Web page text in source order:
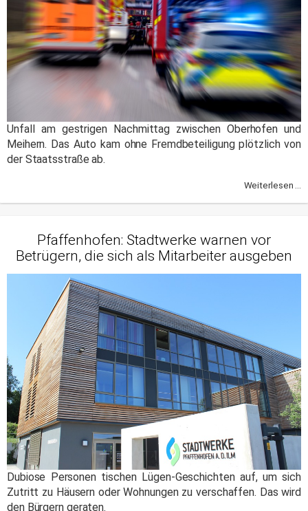
Unfall am gestrigen Nachmittag zwischen Oberhofen und
Meihern. Das Auto kam ohne Fremdbeteiligung plötzlich von
der Staatsstraße ab.
Weiterlesen ...
Pfaffenhofen: Stadtwerke warnen vor
Betrügern, die sich als Mitarbeiter ausgeben
Dubiose Personen tischen Lügen-Geschichten auf, um sich
Zutritt zu Häusern oder Wohnungen zu verschaffen. Das wird
den Bürgern geraten.